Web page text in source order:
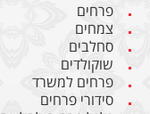
פרחים
צמחים
סחלבים
שוקולדים
פרחים למשרד
סידורי פרחים